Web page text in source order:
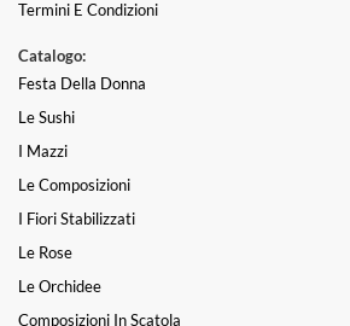
Termini E Condizioni
Catalogo:
Festa Della Donna
Le Sushi
I Mazzi
Le Composizioni
I Fiori Stabilizzati
Le Rose
Le Orchidee
Composizioni In Scatola